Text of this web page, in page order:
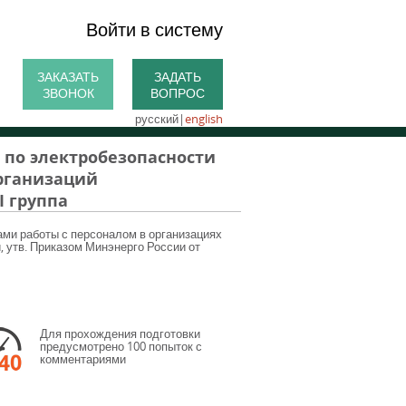
Войти в систему
ЗАКАЗАТЬ
ЗВОНОК
ЗАДАТЬ
ВОПРОС
русский|english
электробезопасности
работы с персоналом в организациях
утв. Приказом Минэнерго России от
Для прохождения подготовки
предусмотрено 100 попыток с
комментариями